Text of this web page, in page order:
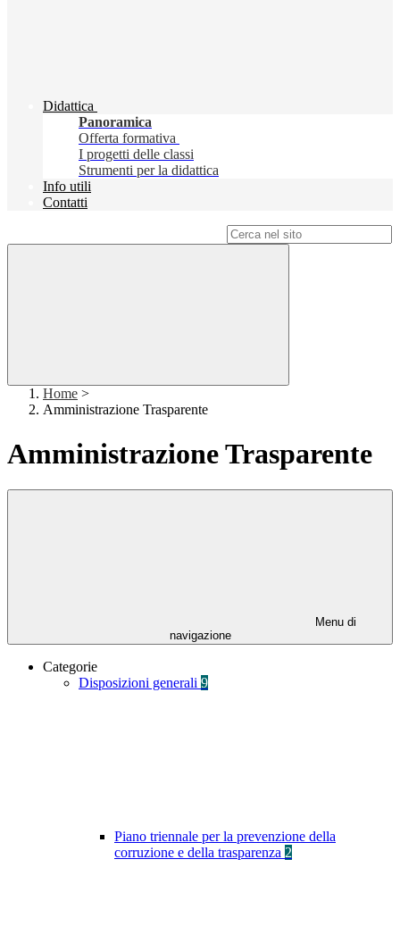
Didattica
Panoramica
Offerta formativa
I progetti delle classi
Strumenti per la didattica
Info utili
Contatti
Home >
Amministrazione Trasparente
Amministrazione Trasparente
Menu di
navigazione
Categorie
Disposizioni generali 9
Piano triennale per la prevenzione della
corruzione e della trasparenza 2